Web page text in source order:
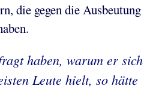
die gegen die Ausbeutung
haben, warum er sich
Leute hielt, so hätte